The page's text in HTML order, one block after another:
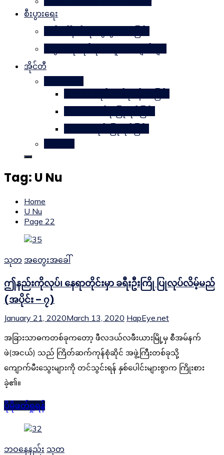
စီးပွားရေး
အိုင်တီ
Tag: U Nu
Home
U Nu
Page 22
သုတ အတွေးအခေါ်
ဤနည်းကိုလုပ်၊ နေရာတိုင်းမှာ ခရီးဦးကြို ပြုလုပ်လိမ့်မည်
(အပိုင်း – ၇)
January 21, 2020March 13, 2020 HapEye.net
အခြားသာဓကတစ်ခုကတော့ ဖီလဒယ်လဖီးယားမြို့မှ စီအမ်နက်
ဖဲ(အငယ်) သည် ကြိတ်ဆက်ကုန်စုံဆိုင် အဖွဲ့ကြီးတစ်ခုသို့
ကျောက်မီးသွေးများကို တင်သွင်းရန် နှစ်ပေါင်းများစွာက ကြိုးစား
ခဲ့၏။
ပိုမိုဖတ်ရှုရန်
ဘဝနေနည်း သုတ